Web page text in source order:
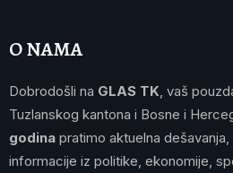
O NAMA
Dobrodošli na GLAS TK , vaš
Tuzlanskog kantona i Bosne i
godina pratimo aktuelna
informacije iz politike, ekonomije,